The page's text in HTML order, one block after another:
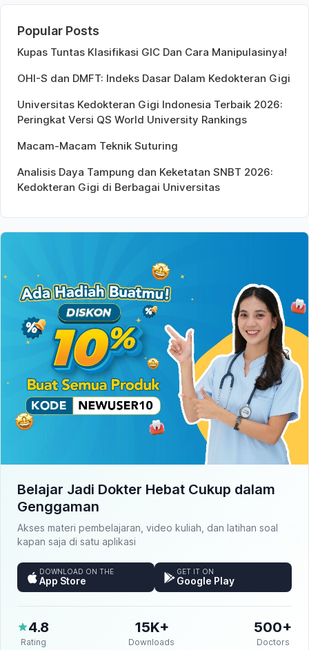
Popular Posts
Kupas Tuntas Klasifikasi GIC Dan Cara Manipulasinya!
OHI-S dan DMFT: Indeks Dasar Dalam Kedokteran Gigi
Universitas Kedokteran Gigi Indonesia Terbaik 2026:
Peringkat Versi QS World University Rankings
Macam-Macam Teknik Suturing
Analisis Daya Tampung dan Keketatan SNBT 2026:
Kedokteran Gigi di Berbagai Universitas
Belajar Jadi Dokter Hebat Cukup dalam
Genggaman
Akses materi pembelajaran, video kuliah, dan latihan soal
kapan saja di satu aplikasi
DOWNLOAD ON THE
App Store
GET IT ON
Google Play
4.8
Rating
15K+
Downloads
500+
Doctors